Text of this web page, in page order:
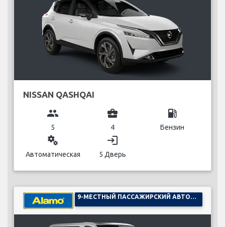
NISSAN QASHQAI
group
5
business_center
4
local_gas_station
Бензин
miscellaneous_services
Автоматическая
login
5 Дверь